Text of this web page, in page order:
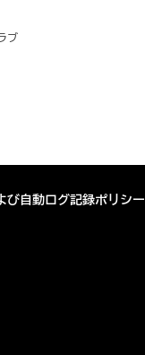
ブ
び自動ログ記録ポリシー